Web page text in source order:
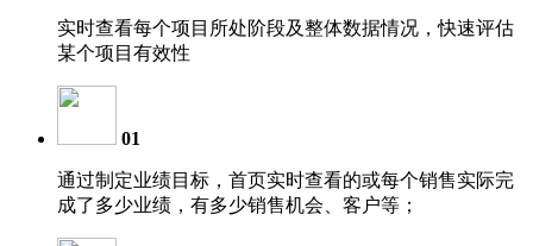
实时查看每个项目所处阶段及整体数据情况，快速评估
某个项目有效性
01
通过制定业绩目标，首页实时查看的或每个销售实际完
成了多少业绩，有多少销售机会、客户等；